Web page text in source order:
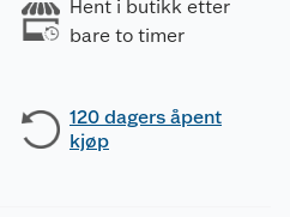
Hent i butikk etter
bare to timer
120 dagers åpent
kjøp